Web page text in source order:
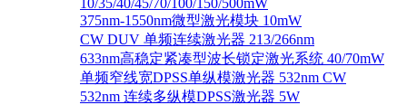
10/35/40/45/70/100/150/500mW
375nm-1550nm微型激光模块 10mW
CW DUV 单频连续激光器 213/266nm
633nm高稳定紧凑型波长锁定激光系统 40/70mW
单频窄线宽DPSS单纵模激光器 532nm CW
532nm 连续多纵模DPSS激光器 5W